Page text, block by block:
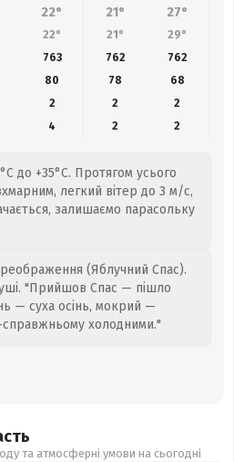
22° 21° 27°
22° 21° 29°
763 762 762
80 78 68
2 2
2
4 2 2
до +35°C. Протягом усього
легкий вітер до 3 м/с,
залишаємо парасольку
(Яблучний Спас).
"Прийшов Спас — пішло
— суха осінь, мокрий —
холодними."
та атмосферні умови на сьогодні